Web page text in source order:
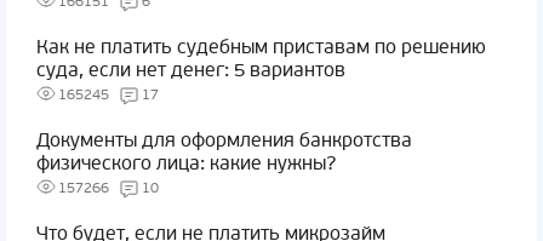
Как не платить судебным приставам по решению
суда, если нет денег: 5 вариантов
165245 17
Документы для оформления банкротства
физического лица: какие нужны?
157266 10
Что будет, если не платить микрозайм